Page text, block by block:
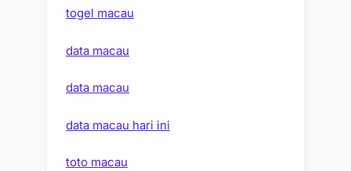
togel macau
data macau
data macau
data macau hari ini
toto macau